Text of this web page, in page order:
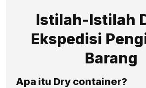
Istilah-Istilah
Ekspedisi
Barang
Apa itu Dry container?